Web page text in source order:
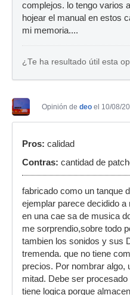
complejos. lo tengo varios
hojear el manual en estos
mi memoria....
¿Te ha resultado útil esta
Opinión de deo el 10/08/
Pros: calidad
Contras: cantidad de
fabricado como un tanque
ejemplar parece decidido
en una cae sa de musica
me sorprendio,sobre todo
tambien los sonidos y sus
tremenda. que no tiene
precios. Por nombrar algo,
mitad. Debe ser
tiene logica porque